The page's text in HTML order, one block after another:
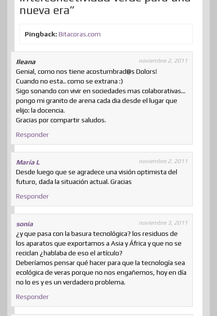
nueva era”
Pingback: Bitacoras.com
Ileana noviembre 2, 2011
Genial, como nos tiene acostumbrad@s Dolors!
Cuando no esta.. como se extrana :)
Sigo sonando con vivir en sociedades mas colaborativas…
pongo mi granito de arena cada dia desde el lugar que
elijo: la docencia.
Gracias por compartir saludos.
Responder
María L noviembre 2, 2011
Desde luego que se agradece una visión optimista del
futuro, dada la situación actual. Gracias
Responder
sonia noviembre 3, 2011
¿y que pasa con la basura tecnológica? los residuos de
los aparatos que exportamos a Asia y África y que no se
reciclan ¿hablaba de eso el artículo?
Deberíamos pensar qué hacer para que la tecnología sea
ecológica de veras porque no nos engañemos, hoy en día
no lo es y es un verdadero problema.
Responder